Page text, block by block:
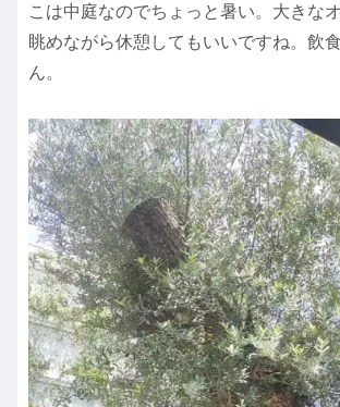
こは中庭なのでちょっと暑い。大きな
眺めながら休憩してもいいですね。飲
ん。